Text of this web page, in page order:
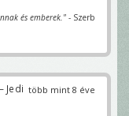
és emberek." - Szerb
több mint 8 éve
Jedi